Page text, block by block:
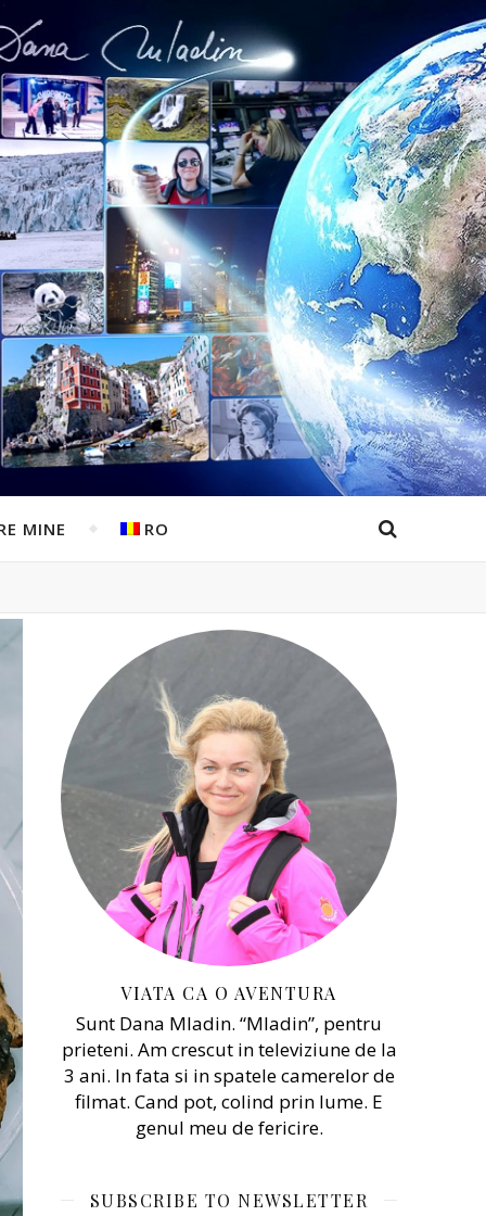
MINE RO
VIATA CA O AVENTURA
Sunt Dana Mladin. “Mladin”, pentru
prieteni. Am crescut in televiziune de la
3 ani. In fata si in spatele camerelor de
filmat. Cand pot, colind prin lume. E
genul meu de fericire.
SUBSCRIBE TO NEWSLETTER